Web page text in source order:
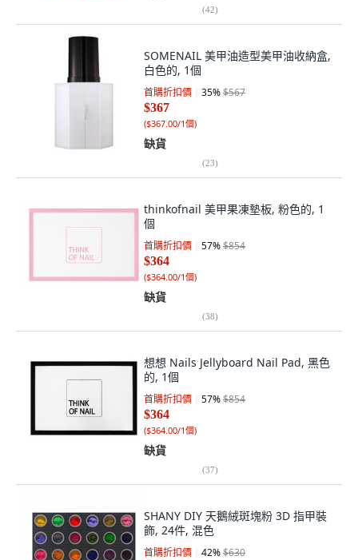
(42)
SOMENAIL 美甲油造型美甲油收納盒,
白色的, 1個
首購折扣價 35%$567
$367
($367.00/1個)
缺貨
(23)
thinkofnail 美甲果凍墊板, 粉色的, 1
個
首購折扣價 57%$854
$364
($364.00/1個)
缺貨
(38)
想想 Nails Jellyboard Nail Pad, 黑色
的, 1個
首購折扣價 57%$854
$364
($364.00/1個)
缺貨
(37)
SHANY DIY 天鵝絨斑塊粉 3D 指甲裝
飾, 24件, 混色
首購折扣價 42%$630